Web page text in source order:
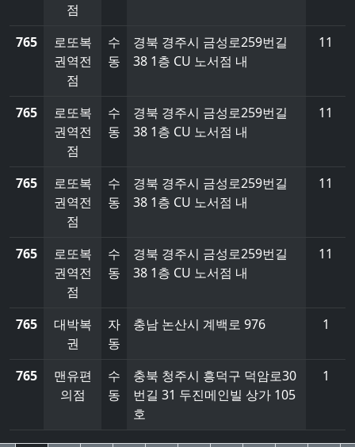
점
765
로또복
권역전
점
수
동
경북 경주시 금성로259번길
38 1층 CU 노서점 내
11
765
로또복
권역전
점
수
동
경북 경주시 금성로259번길
38 1층 CU 노서점 내
11
765
로또복
권역전
점
수
동
경북 경주시 금성로259번길
38 1층 CU 노서점 내
11
765
로또복
권역전
점
수
동
경북 경주시 금성로259번길
38 1층 CU 노서점 내
11
765
대박복
권
자
동
충남 논산시 계백로 976 1
765
맨유편
의점
수
동
충북 청주시 흥덕구 덕암로30
번길 31 두진메인빌 상가 105
호
1